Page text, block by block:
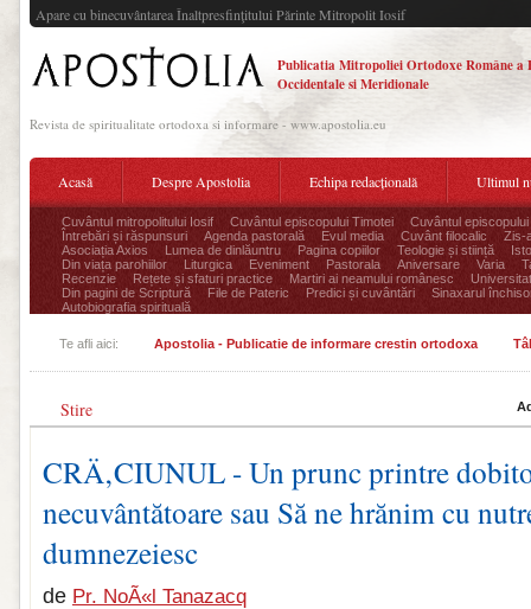
Apare cu binecuvântarea Înaltpresfinţitului Părinte Mitropolit Iosif
Publicatia Mitropoliei Ortodoxe Române a
Occidentale si Meridionale
Revista de spiritualitate ortodoxa si informare - www.apostolia.eu
Acasă Despre Apostolia Echipa redacțională Ultimul
Cuvântul mitropolitului Iosif Cuvântul episcopului Timotei
Cuvântul episcopului
Întrebări și răspunsuri
Agenda pastorală Evul media Cuvânt filocalic
Zis-
Asociația Axios
Lumea de dinlăuntru Pagina copiilor Teologie și stiință
Din viața parohiilor
Liturgica Eveniment Pastorala Aniversare Varia
Recenzie
Rețete și sfaturi practice Martiri ai neamului românesc
Din pagini de Scriptură
File de Pateric Predici și cuvântări
Sinaxarul
Autobiografia spirituală
Te afli aici: Apostolia - Publicatie de informare crestin ortodoxa
Stire
CRÄ‚CIUNUL - Un prunc printre
necuvântătoare sau Să ne hrănim cu
dumnezeiesc
de Pr. NoÃ«l Tanazacq